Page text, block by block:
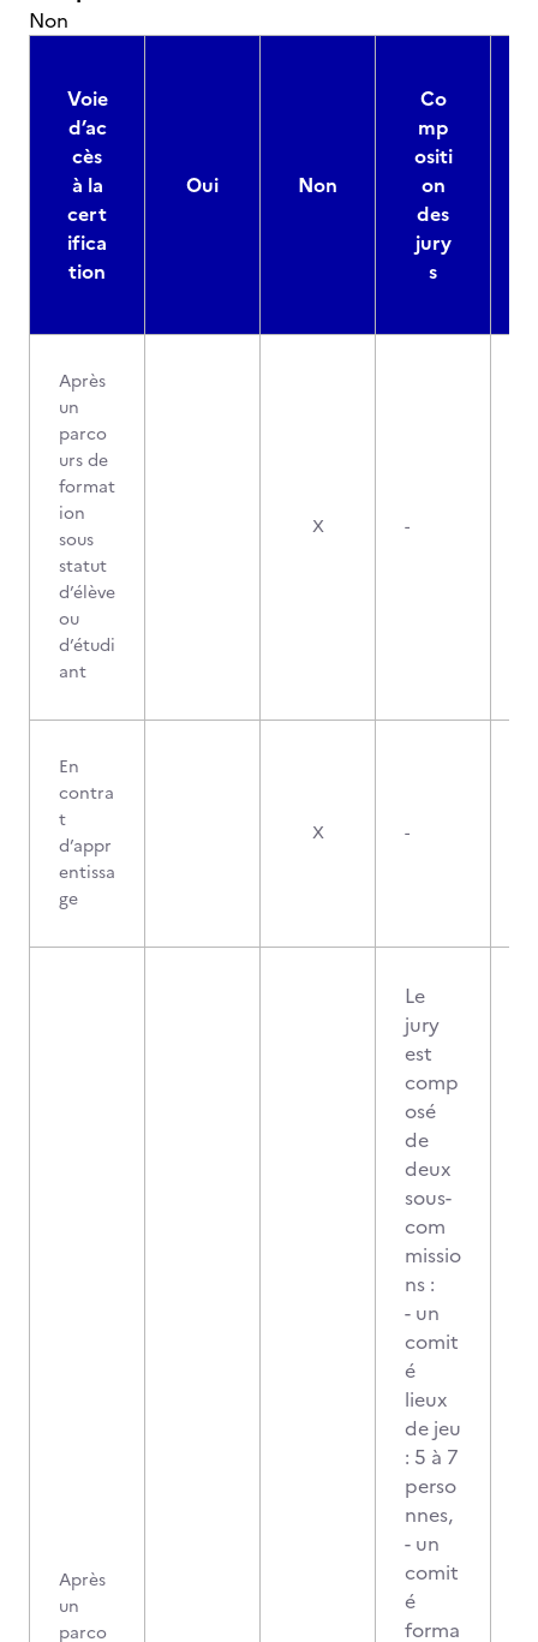
Non
Voie
d’ac
cès
à la
cert
ifica
tion
Oui Non
Co
mp
ositi
on
des
jury
s
Après
un
parco
urs de
format
ion
sous
statut
d’élève
ou
d’étudi
ant
X -
En
contra
t
d’appr
entissa
ge
X -
Après
un
parco
Le
jury
est
comp
osé
de
deux
sous-
com
missio
ns :
- un
comit
é
lieux
de jeu
: 5 à 7
perso
nnes,
- un
comit
é
forma